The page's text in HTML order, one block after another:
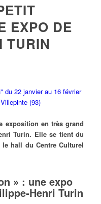
EXPO DE
TURIN
exposition en très grand
Turin. Elle se tient du
hall du Centre Culturel
» : une expo
Henri Turin